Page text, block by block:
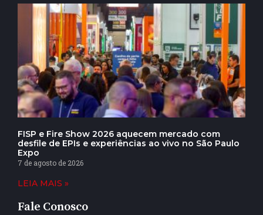
FISP e Fire Show 2026 aquecem mercado com
desfile de EPIs e experiências ao vivo no São Paulo
Expo
7 de agosto de 2026
LEIA MAIS »
Fale Conosco